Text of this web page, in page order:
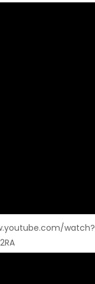
watch?